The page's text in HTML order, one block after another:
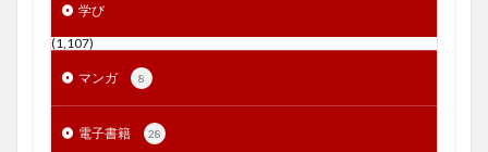
学び
(1,107)
マンガ 8
電子書籍 28